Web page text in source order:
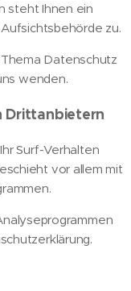
steht Ihnen ein
zu.
Datenschutz
wenden.
Dritt­anbietern
Surf-Verhalten
vor allem mit